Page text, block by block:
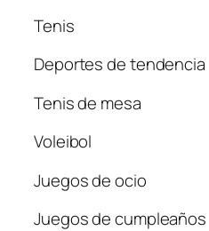
Tenis
Deportes de tendencia
Tenis de mesa
Voleibol
Juegos de ocio
Juegos de cumpleaños